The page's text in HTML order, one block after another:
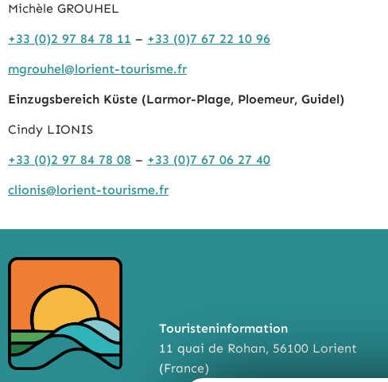
Michèle GROUHEL
+33 (0)2 97 84 78 11 – +33 (0)7 67 22 10 96
mgrouhel@lorient-tourisme.fr
Einzugsbereich Küste (Larmor-Plage, Ploemeur, Guidel)
Cindy LIONIS
+33 (0)2 97 84 78 08 – +33 (0)7 67 06 27 40
clionis@lorient-tourisme.fr
Touristeninformation
11 quai de Rohan, 56100 Lorient
(France)